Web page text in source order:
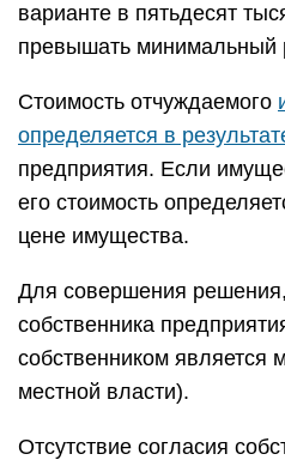
варианте в пятьдесят
превышать минимальный
Стоимость отчуждаемого
определяется в
предприятия. Если
его стоимость
цене имущества.
Для совершения
собственника
собственником является
местной власти).
Отсутствие согласия